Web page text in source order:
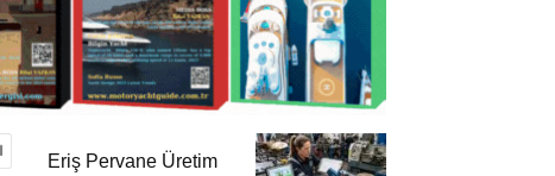
Eriş Pervane Üretim